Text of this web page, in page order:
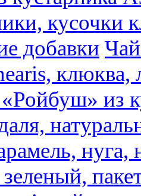
кусочки
добавки
клюква,
из
нуга,